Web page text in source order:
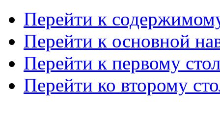
Перейти к
Перейти к основной
Перейти к первому
Перейти ко второму